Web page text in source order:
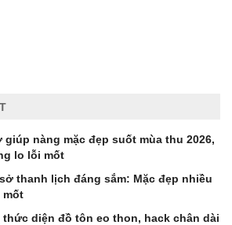
nàng mặc đẹp suốt mùa thu 2026,
lo lỗi mốt
thanh lịch đáng sắm: Mặc đẹp nhiều
mốt
thức diện đồ tôn eo thon, hack chân dài